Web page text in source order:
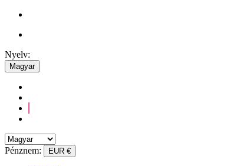
Nyelv:
Magyar
Pénznem: EUR €